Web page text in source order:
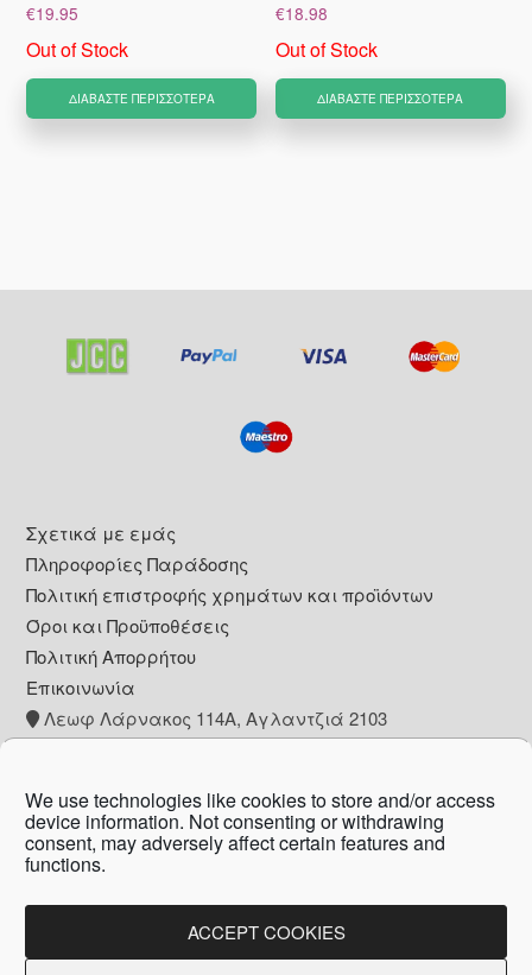
We use technologies like cookies to store and/or access
device information. Not consenting or withdrawing
consent, may adversely affect certain features and
functions.
ACCEPT COOKIES
€19.95
Out of Stock
ΔΙΑΒΆΣΤΕ ΠΕΡΙΣΣΌΤΕΡΑ
€18.98
Out of Stock
ΔΙΑΒΆΣΤΕ ΠΕΡΙΣΣΌΤΕΡΑ
Footer
Σχετικά με εμάς
Πληροφορίες Παράδοσης
Πολιτική επιστροφής χρημάτων και προϊόντων
Όροι και Προϋποθέσεις
Πολιτική Απορρήτου
Επικοινωνία
Λεωφ Λάρνακος 114Α, Αγλαντζιά 2103
Zanni Pharmacy